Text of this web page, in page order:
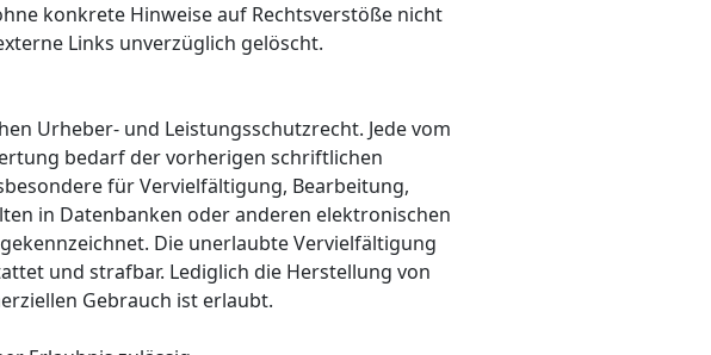
konkrete Hinweise auf Rechtsverstöße nicht
Links unverzüglich gelöscht.
Urheber- und Leistungsschutzrecht. Jede vom
bedarf der vorherigen schriftlichen
für Vervielfältigung, Bearbeitung,
in Datenbanken oder anderen elektronischen
Die unerlaubte Vervielfältigung
und strafbar. Lediglich die Herstellung von
Gebrauch ist erlaubt.